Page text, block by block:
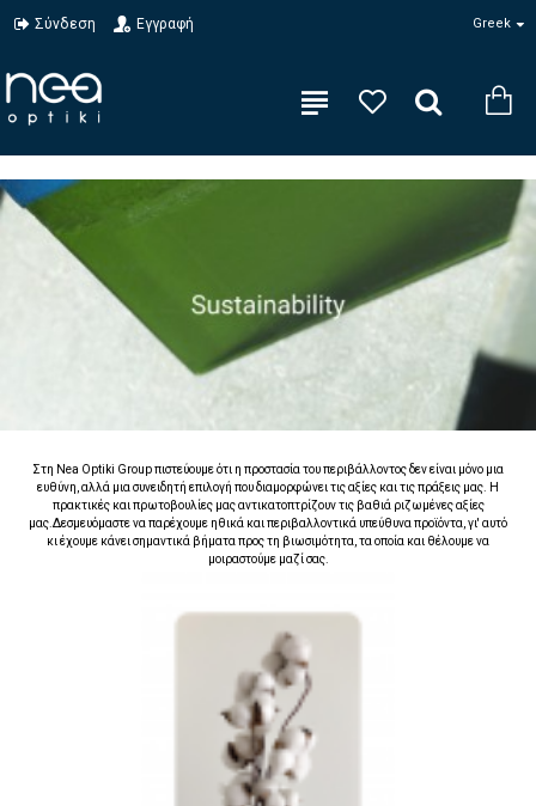
Σύνδεση Εγγραφή Greek
Στη Nea Optiki Group πιστεύουμε ότι η προστασία του περιβάλλοντος δεν είναι μόνο μια
ευθύνη, αλλά μια συνειδητή επιλογή που διαμορφώνει τις αξίες και τις πράξεις μας. Η
πρακτικές και πρωτοβουλίες μας αντικατοπτρίζουν τις βαθιά ριζωμένες αξίες
μας.Δεσμευόμαστε να παρέχουμε ηθικά και περιβαλλοντικά υπεύθυνα προϊόντα, γι' αυτό
κι έχουμε κάνει σημαντικά βήματα προς τη βιωσιμότητα, τα οποία και θέλουμε να
μοιραστούμε μαζί σας.